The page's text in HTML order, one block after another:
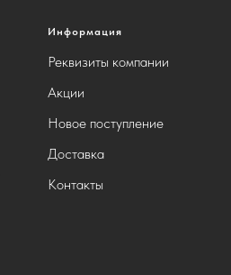
Информация
Реквизиты компании
Акции
Новое поступление
Доставка
Контакты